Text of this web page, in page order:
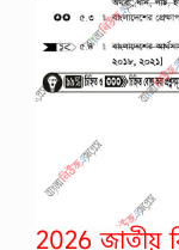
2026 জাতীয়